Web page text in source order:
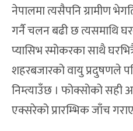
नेपालमा त्यसैपनि ग्रामीण
गर्नै चलन बढी छ त्यसमाथि
प्यासिभ स्मोकरका साथै
शहरबजारको वायु प्रदुषणले
निम्त्याउँछ । फोक्सोको सही
एक्सरेको प्रारम्भिक जाँच